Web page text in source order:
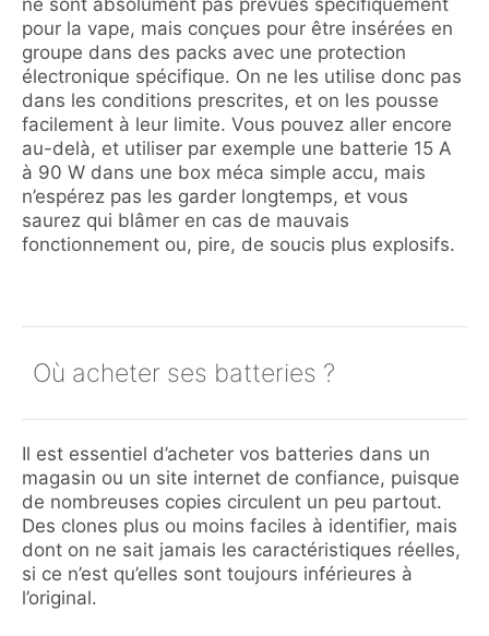
ne sont absolument pas prévues spécifiquement
pour la vape, mais conçues pour être insérées en
groupe dans des packs avec une protection
électronique spécifique. On ne les utilise donc pas
dans les conditions prescrites, et on les pousse
facilement à leur limite. Vous pouvez aller encore
au-delà, et utiliser par exemple une batterie 15 A
à 90 W dans une box méca simple accu, mais
n’espérez pas les garder longtemps, et vous
saurez qui blâmer en cas de mauvais
fonctionnement ou, pire, de soucis plus explosifs.
Où acheter ses batteries ?
Il est essentiel d’acheter vos batteries dans un
magasin ou un site internet de confiance, puisque
de nombreuses copies circulent un peu partout.
Des clones plus ou moins faciles à identifier, mais
dont on ne sait jamais les caractéristiques réelles,
si ce n’est qu’elles sont toujours inférieures à
l’original.